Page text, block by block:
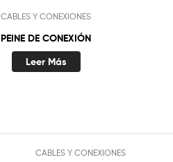
CABLES Y CONEXIONES
PEINE DE CONEXIÓN
Leer Más
CABLES Y CONEXIONES